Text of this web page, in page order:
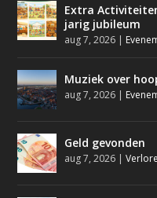
Extra
jarig jubileum
aug 7, 2026 |
Muziek over
aug 7, 2026 |
Geld gevonden
aug 7, 2026 |